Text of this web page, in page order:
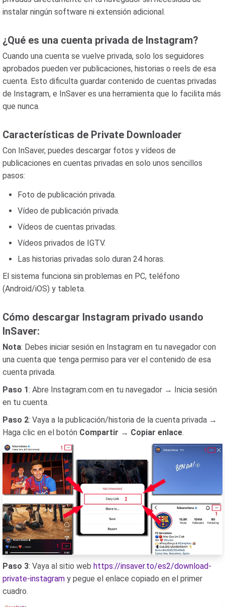
instalar ningún software ni extensión adicional.
¿Qué es una cuenta privada de Instagram?
Cuando una cuenta se vuelve privada, solo los seguidores
aprobados pueden ver publicaciones, historias o reels de esa
cuenta. Esto dificulta guardar contenido de cuentas privadas
de Instagram, e InSaver es una herramienta que lo facilita más
que nunca.
Características de Private Downloader
Con InSaver, puedes descargar fotos y vídeos de
publicaciones en cuentas privadas en solo unos sencillos
pasos:
Foto de publicación privada.
Vídeo de publicación privada.
Vídeos de cuentas privadas.
Vídeos privados de IGTV.
Las historias privadas solo duran 24 horas.
El sistema funciona sin problemas en PC, teléfono
(Android/iOS) y tableta.
Cómo descargar Instagram privado usando
InSaver:
Nota: Debes iniciar sesión en Instagram en tu navegador con
una cuenta que tenga permiso para ver el contenido de esa
cuenta privada.
Paso 1: Abre Instagram.com en tu navegador → Inicia sesión
en tu cuenta.
Paso 2: Vaya a la publicación/historia de la cuenta privada →
Haga clic en el botón Compartir → Copiar enlace.
Paso 3: Vaya al sitio web https://insaver.to/es2/download-
private-instagram y pegue el enlace copiado en el primer
cuadro.